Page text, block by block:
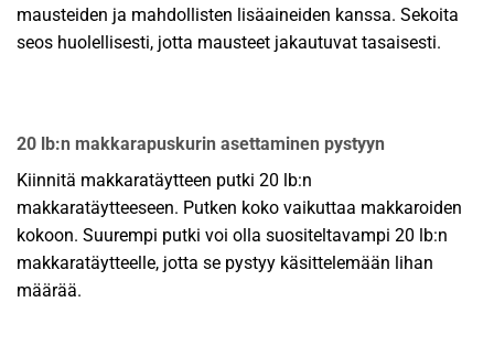
mausteiden ja mahdollisten lisäaineiden kanssa. Sekoita
seos huolellisesti, jotta mausteet jakautuvat tasaisesti.
20 lb:n makkarapuskurin asettaminen pystyyn
Kiinnitä makkaratäytteen putki 20 lb:n
makkaratäytteeseen. Putken koko vaikuttaa makkaroiden
kokoon. Suurempi putki voi olla suositeltavampi 20 lb:n
makkaratäytteelle, jotta se pystyy käsittelemään lihan
määrää.